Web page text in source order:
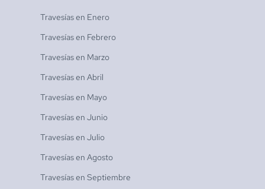
Travesías en Enero
Travesías en Febrero
Travesías en Marzo
Travesías en Abril
Travesías en Mayo
Travesías en Junio
Travesías en Julio
Travesías en Agosto
Travesías en Septiembre